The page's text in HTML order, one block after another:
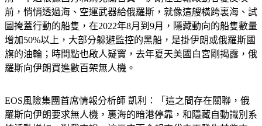
前，悄悄透過海、空運武器給俄羅斯，就像這艘橫跨裏海、試
圖掩蓋行動的船隻，在2022年8月到9月，隱藏動向的船隻數量
增加50%以上，大部分躲避監控的黑船，是掛伊朗或俄羅斯國
旗的油輪；時間點也啟人疑竇，去年夏天美國白宮剛揭露，俄
羅斯向伊朗買進數百架無人機。
EOS風險集團首席情報分析師 凱利：「這之間存在關聯，俄
羅斯向伊朗要求無人機，裏海的暗港停靠，和隱藏自動識別系